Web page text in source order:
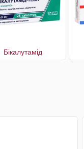
Бікалутамід